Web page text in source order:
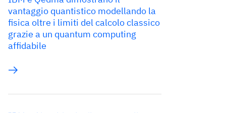
vantaggio quantistico modellando la
fisica oltre i limiti del calcolo classico
grazie a un quantum computing
affidabile